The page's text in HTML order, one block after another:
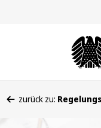
befinden
zurück zu: